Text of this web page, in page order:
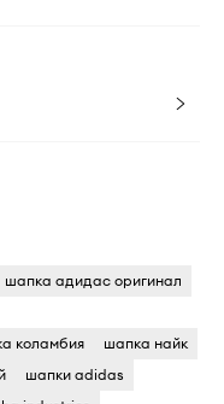
шапка адидас оригинал
коламбия
шапка найк
шапки adidas